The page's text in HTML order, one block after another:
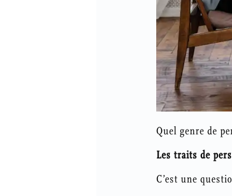
Quel genre de
Les traits de
C’est une